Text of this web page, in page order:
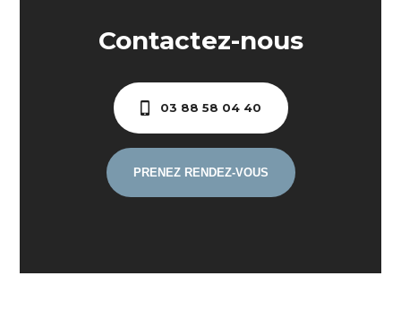
Contactez-nous
03 88 58 04 40
PRENEZ RENDEZ-VOUS